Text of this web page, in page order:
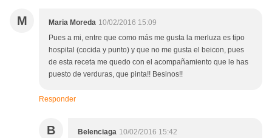
M Maria Moreda 10/02/2016 15:09
Pues a mi, entre que como más me gusta la merluza es tipo
hospital (cocida y punto) y que no me gusta el beicon, pues
de esta receta me quedo con el acompañamiento que le has
puesto de verduras, que pinta!! Besinos!!
Responder
B Belenciaga 10/02/2016 15:42